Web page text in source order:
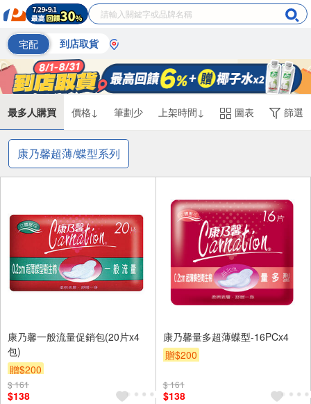
宅配 到店取貨
最多人購買 價格↓ 筆劃少 上架時間↓ 圖表 篩選
康乃馨超薄/蝶型系列
康乃馨一般流量促銷包(20片x4
包)
贈$200
$ 161
$138
康乃馨量多超薄蝶型-16PCx4
贈$200
$ 161
$138